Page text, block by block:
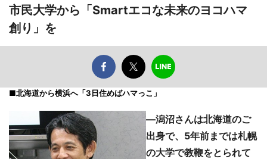
市民大学から「Smartエコな未来のヨコハマ
創り」を
■北海道から横浜へ「3日住めばハマっこ」
―潟沼さんは北海道のご
出身で、5年前までは札幌
の大学で教鞭をとられて